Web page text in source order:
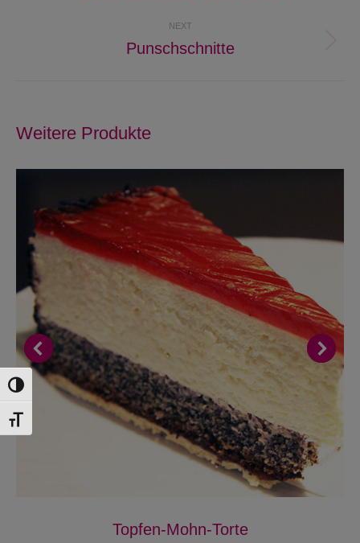
Toggle High Contrast
Toggle Font size
NEXT
Next
Punschschnitte
Weitere Produkte
Topfen-Mohn-Torte